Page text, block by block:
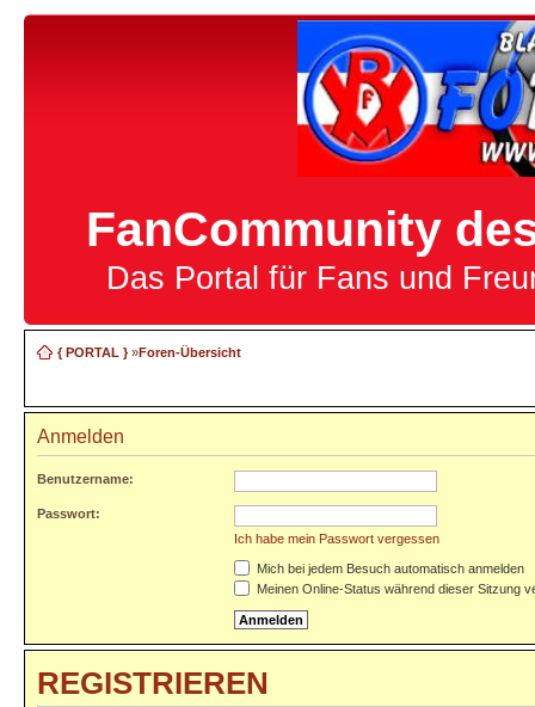
FanCommunity
Das Portal für Fans und
{ PORTAL }»Foren-Übersicht
Anmelden
Benutzername:
Passwort:
Ich habe mein Passwort vergessen
Mich bei jedem Besuch automatisch anmelden
Meinen Online-Status während dieser Sitzung
REGISTRIEREN